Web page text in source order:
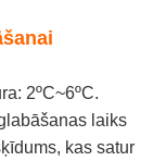
2ºC~6ºC.
laiks
kas satur